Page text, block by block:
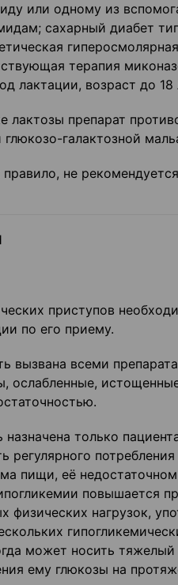
или одному из
са­харный диабет
терапия
лактации, воз­раст до 18
лактозы препарат
галактозной
не
приступов
по его приему.
вызвана всеми
ослабленные,
только
регу­лярного
пищи, её
повышается
нагрузок,
может носить
ему глюкозы на